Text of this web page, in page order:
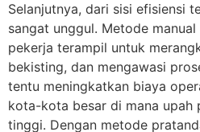
Selanjutnya, dari sisi efisiensi
sangat unggul. Metode
pekerja terampil untuk
bekisting, dan mengawasi
tentu meningkatkan biaya
kota-kota besar di mana upah
tinggi. Dengan metode